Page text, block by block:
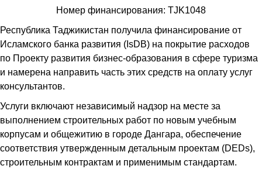
Номер финансирования: TJK1048
Республика Таджикистан получила финансирование от
Исламского банка развития (IsDB) на покрытие расходов
по Проекту развития бизнес-образования в сфере туризма
и намерена направить часть этих средств на оплату услуг
консультантов.
Услуги включают независимый надзор на месте за
выполнением строительных работ по новым учебным
корпусам и общежитию в городе Дангара, обеспечение
соответствия утвержденным детальным проектам (DEDs),
строительным контрактам и применимым стандартам.